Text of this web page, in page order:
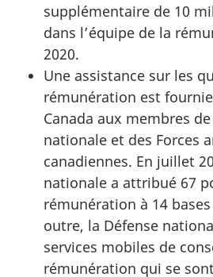
supplémentaire de 10
dans l’équipe de la
2020.
Une assistance sur les
rémunération est
Canada aux membres
nationale et des Forces
canadiennes. En juillet
nationale a attribué 67
rémunération à 14
outre, la Défense
services mobiles de
rémunération qui se